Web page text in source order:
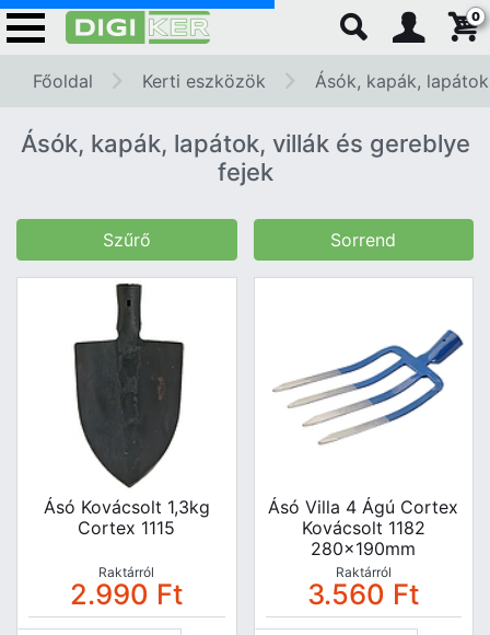
0
Főoldal Kerti eszközök Ásók, kapák,
Ásók, kapák, lapátok, villák és gereblye
fejek
Szűrő Sorrend
Ásó Kovácsolt 1,3kg
Cortex 1115
Raktárról
2.990 Ft
Ásó Villa 4 Ágú Cortex
Kovácsolt 1182
280x190mm
Raktárról
3.560 Ft